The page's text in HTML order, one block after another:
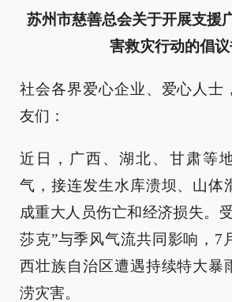
苏州市慈善总会关于开展支援
害救灾行动的倡
社会各界爱心企业、爱心人士
友们：
近日，广西、湖北、甘肃等
气，接连发生水库溃坝、山体
成重大人员伤亡和经济损失。
莎克”与季风气流共同影响，7
西壮族自治区遭遇持续特大暴
涝灾害。